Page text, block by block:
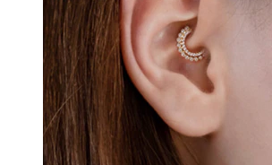
Jeg prøvde dette produktet for første
løsning i en kopp som angitt, men jeg
stedet for å koke det. Jeg holdt ørene
rense øreflippen min piercing)
avslappende og piercingen og smykket
ut. Løsningen var lett å lage, men
raskere, men jeg vil begynne å bruke
renset alt ordentlig og for at piercingene
Jeg anbefaler :)